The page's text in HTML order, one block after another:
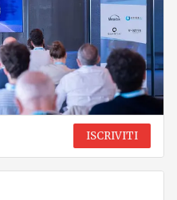
ISCRIVITI